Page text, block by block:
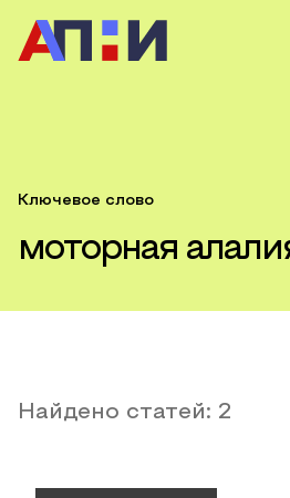
Ключевое слово
моторная
Найдено статей: 2